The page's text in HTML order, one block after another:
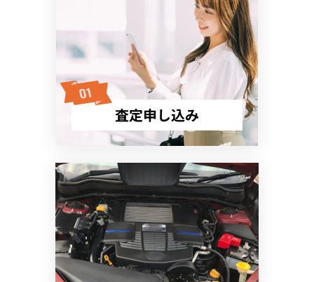
査定申し込み